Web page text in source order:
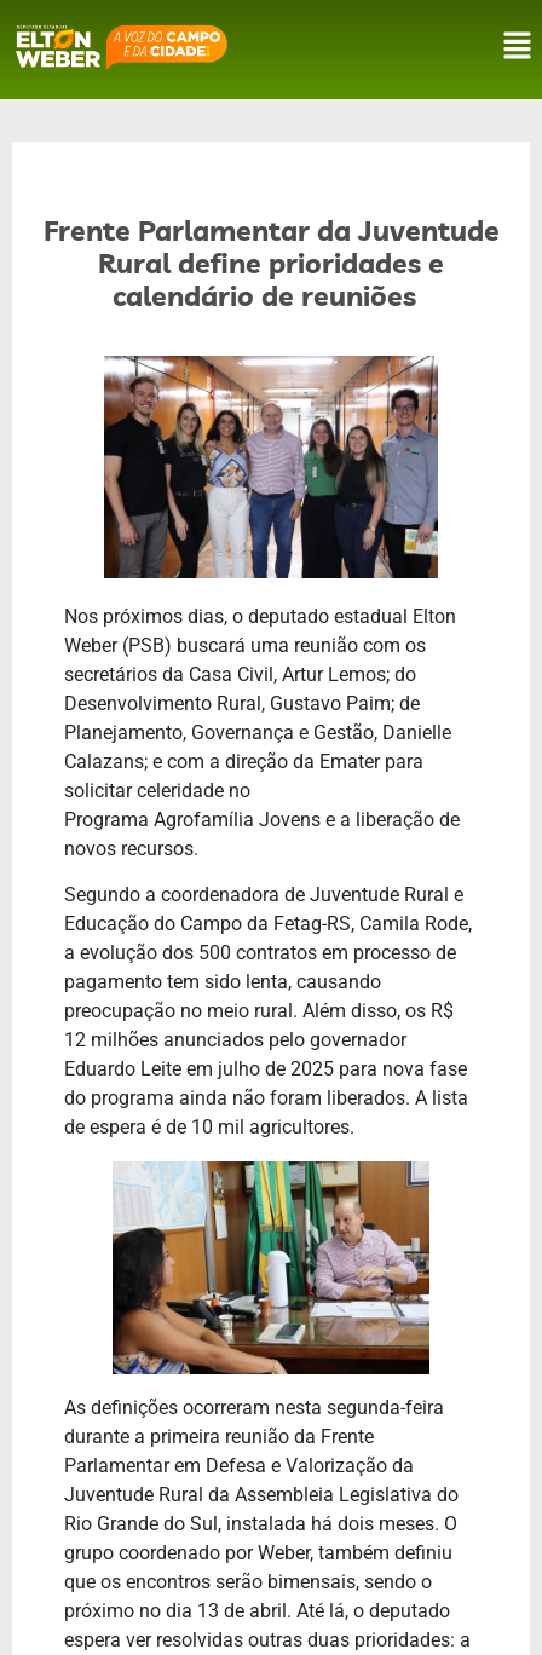
Frente Parlamentar da Juventude
Rural define prioridades e
calendário de reuniões
Nos próximos dias, o deputado estadual Elton
Weber (PSB) buscará uma reunião com os
secretários da Casa Civil, Artur Lemos; do
Desenvolvimento Rural, Gustavo Paim; de
Planejamento, Governança e Gestão, Danielle
Calazans; e com a direção da Emater para
solicitar celeridade no
Programa Agrofamília Jovens e a liberação de
novos recursos.
Segundo a coordenadora de Juventude Rural e
Educação do Campo da Fetag-RS, Camila Rode,
a evolução dos 500 contratos em processo de
pagamento tem sido lenta, causando
preocupação no meio rural. Além disso, os R$
12 milhões anunciados pelo governador
Eduardo Leite em julho de 2025 para nova fase
do programa ainda não foram liberados. A lista
de espera é de 10 mil agricultores.
As definições ocorreram nesta segunda-feira
durante a primeira reunião da Frente
Parlamentar em Defesa e Valorização da
Juventude Rural da Assembleia Legislativa do
Rio Grande do Sul, instalada há dois meses. O
grupo coordenado por Weber, também definiu
que os encontros serão bimensais, sendo o
próximo no dia 13 de abril. Até lá, o deputado
espera ver resolvidas outras duas prioridades: a